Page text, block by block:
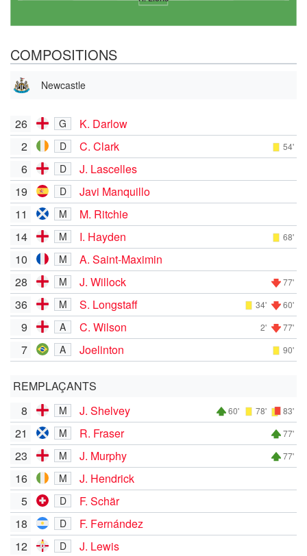
COMPOSITIONS
Newcastle
26 G
K. Darlow
2
D C. Clark 54'
6 D
J. Lascelles
19
D
Javi Manquillo
11
M
M. Ritchie
14
M I. Hayden 68'
10 M
A. Saint-Maximin
28
M J. Willock 77'
36 M S. Longstaff 34' 60'
9 A C. Wilson 2' 77'
7 A Joelinton 90'
REMPLAÇANTS
8
M J. Shelvey 60' 78' 83'
21 M R. Fraser 77'
23 M J. Murphy 77'
16 M
J. Hendrick
5
D
F. Schär
18
D
F. Fernández
12
D J. Lewis